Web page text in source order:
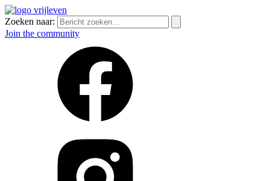
Zoeken naar:
Join the community